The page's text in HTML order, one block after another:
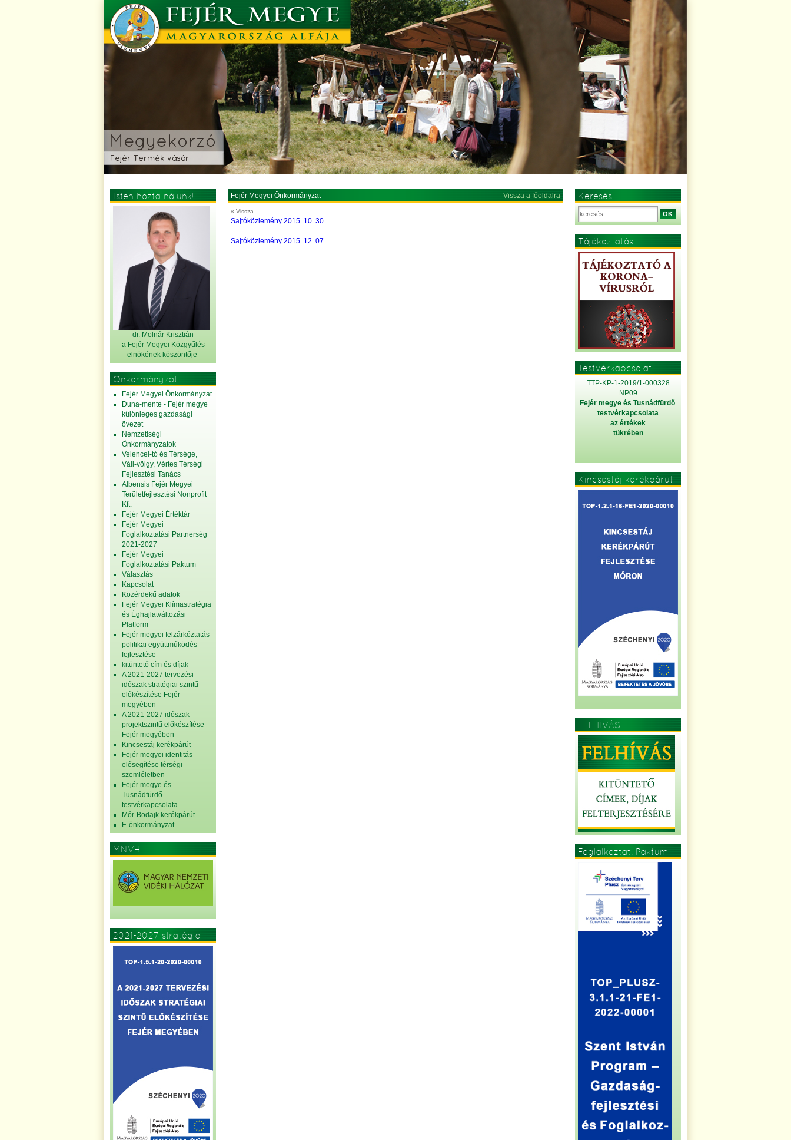
Isten hozta nálunk!
dr. Molnár Krisztián
a Fejér Megyei Közgyűlés
elnökének köszöntője
Önkormányzat
Fejér Megyei Önkormányzat
Duna-mente - Fejér megye
különleges gazdasági
övezet
Nemzetiségi
Önkormányzatok
Velencei-tó és Térsége,
Váli-völgy, Vértes Térségi
Fejlesztési Tanács
Albensis Fejér Megyei
Területfejlesztési Nonprofit
Kft.
Fejér Megyei Értéktár
Fejér Megyei
Foglalkoztatási Partnerség
2021-2027
Fejér Megyei
Foglalkoztatási Paktum
Választás
Kapcsolat
Közérdekű adatok
Fejér Megyei Klímastratégia
és Éghajlatváltozási
Platform
Fejér megyei felzárkóztatás-
politikai együttműködés
fejlesztése
kitüntető cím és díjak
A 2021-2027 tervezési
időszak stratégiai szintű
előkészítése Fejér
megyében
A 2021-2027 időszak
projektszintű előkészítése
Fejér megyében
Kincsestáj kerékpárút
Fejér megyei identitás
elősegítése térségi
szemléletben
Fejér megye és
Tusnádfürdő
testvérkapcsolata
Mór-Bodajk kerékpárút
E-önkormányzat
MNVH
2021-2027 stratégia
Fejér Megyei Önkormányzat Vissza a főoldalra
« Vissza
Sajtóközlemény 2015. 10. 30.
Sajtóközlemény 2015. 12. 07.
Keresés
OK
Tájékoztatás
Testvérkapcsolat
TTP-KP-1-2019/1-000328
NP09
Fejér megye és Tusnádfürdő
testvérkapcsolata
az értékek
tükrében
Kincsestáj kerékpárút
FELHÍVÁS
Foglalkoztat. Paktum